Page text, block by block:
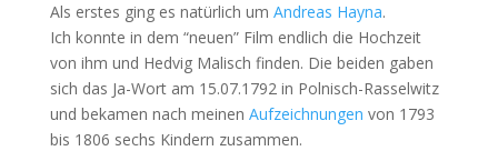
Als erstes ging es natürlich um Andreas Hayna.
Ich konnte in dem “neuen” Film endlich die Hochzeit
von ihm und Hedvig Malisch finden. Die beiden gaben
sich das Ja-Wort am 15.07.1792 in Polnisch-Rasselwitz
und bekamen nach meinen Aufzeichnungen von 1793
bis 1806 sechs Kindern zusammen.